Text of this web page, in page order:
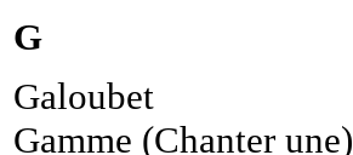
G
Galoubet
Gamme (Chanter une)